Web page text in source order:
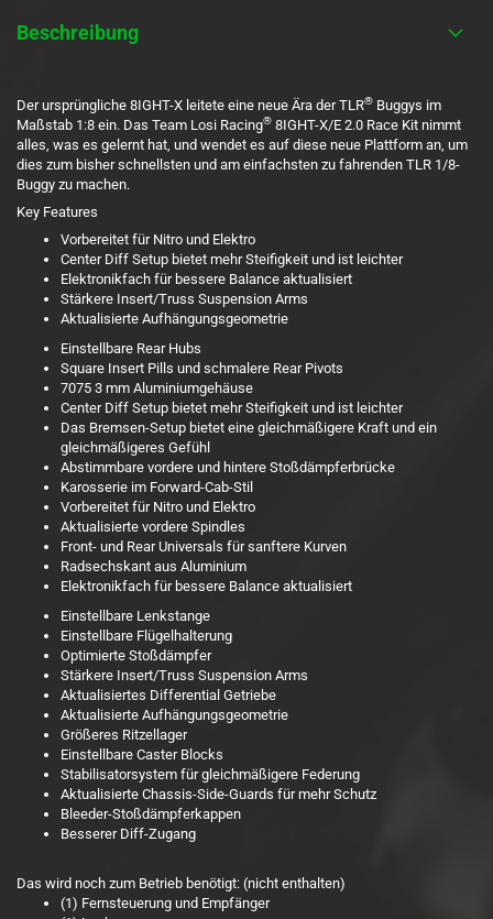
Beschreibung
Der ursprüngliche 8IGHT-X leitete eine neue Ära der TLR® Buggys im
Maßstab 1:8 ein. Das Team Losi Racing® 8IGHT-X/E 2.0 Race Kit nimmt
alles, was es gelernt hat, und wendet es auf diese neue Plattform an, um
dies zum bisher schnellsten und am einfachsten zu fahrenden TLR 1/8-
Buggy zu machen.
Key Features
Vorbereitet für Nitro und Elektro
Center Diff Setup bietet mehr Steifigkeit und ist leichter
Elektronikfach für bessere Balance aktualisiert
Stärkere Insert/Truss Suspension Arms
Aktualisierte Aufhängungsgeometrie
Einstellbare Rear Hubs
Square Insert Pills und schmalere Rear Pivots
7075 3 mm Aluminiumgehäuse
Center Diff Setup bietet mehr Steifigkeit und ist leichter
Das Bremsen-Setup bietet eine gleichmäßigere Kraft und ein
gleichmäßigeres Gefühl
Abstimmbare vordere und hintere Stoßdämpferbrücke
Karosserie im Forward-Cab-Stil
Vorbereitet für Nitro und Elektro
Aktualisierte vordere Spindles
Front- und Rear Universals für sanftere Kurven
Radsechskant aus Aluminium
Elektronikfach für bessere Balance aktualisiert
Einstellbare Lenkstange
Einstellbare Flügelhalterung
Optimierte Stoßdämpfer
Stärkere Insert/Truss Suspension Arms
Aktualisiertes Differential Getriebe
Aktualisierte Aufhängungsgeometrie
Größeres Ritzellager
Einstellbare Caster Blocks
Stabilisatorsystem für gleichmäßigere Federung
Aktualisierte Chassis-Side-Guards für mehr Schutz
Bleeder-Stoßdämpferkappen
Besserer Diff-Zugang
Das wird noch zum Betrieb benötigt: (nicht enthalten)
(1) Fernsteuerung und Empfänger